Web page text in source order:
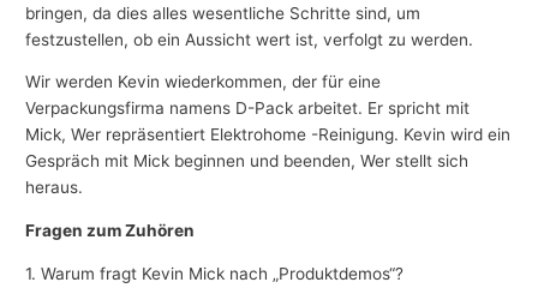
bringen, da dies alles wesentliche Schritte sind, um
festzustellen, ob ein Aussicht wert ist, verfolgt zu werden.
Wir werden Kevin wiederkommen, der für eine
Verpackungsfirma namens D-Pack arbeitet. Er spricht mit
Mick, Wer repräsentiert Elektrohome -Reinigung. Kevin wird ein
Gespräch mit Mick beginnen und beenden, Wer stellt sich
heraus.
Fragen zum Zuhören
1. Warum fragt Kevin Mick nach „Produktdemos“?